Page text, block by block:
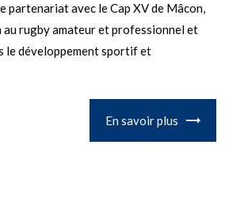
partenariat avec le Cap XV de Mâcon,
rugby amateur et professionnel et
le développement sportif et
En savoir plus